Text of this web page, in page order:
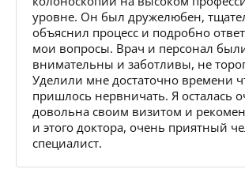
уровне. Он был дружелюбен,
объяснил процесс и подробно
мои вопросы. Врач и персонал
внимательны и заботливы, не
Уделили мне достаточно времени
пришлось нервничать. Я осталась
довольна своим визитом и
и этого доктора, очень приятный
специалист.